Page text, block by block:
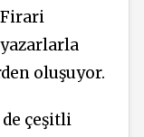
oluşuyor.
de çeşitli